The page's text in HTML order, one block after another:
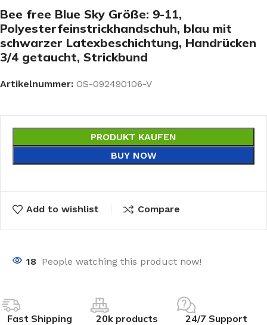
Bee free Blue Sky Größe: 9-11,
Polyesterfeinstrickhandschuh, blau mit
schwarzer Latexbeschichtung, Handrücken
3/4 getaucht, Strickbund
Artikelnummer: OS-092490106-V
PRODUKT KAUFEN
BUY NOW
Add to wishlist Compare
18 People watching this product now!
Fast Shipping 20k products 24/7 Support